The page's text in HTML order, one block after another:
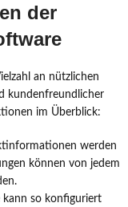
der
an nützlichen
kundenfreundlicher
im Überblick:
werden
können von jedem
kann so konfiguriert